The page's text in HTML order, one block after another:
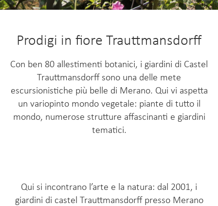
Prodigi in fiore Trauttmansdorff
Con ben 80 allestimenti botanici, i giardini di Castel
Trauttmansdorff sono una delle mete
escursionistiche più belle di Merano. Qui vi aspetta
un variopinto mondo vegetale: piante di tutto il
mondo, numerose strutture affascinanti e giardini
tematici.
Qui si incontrano l’arte e la natura: dal 2001, i
giardini di castel Trauttmansdorff presso Merano